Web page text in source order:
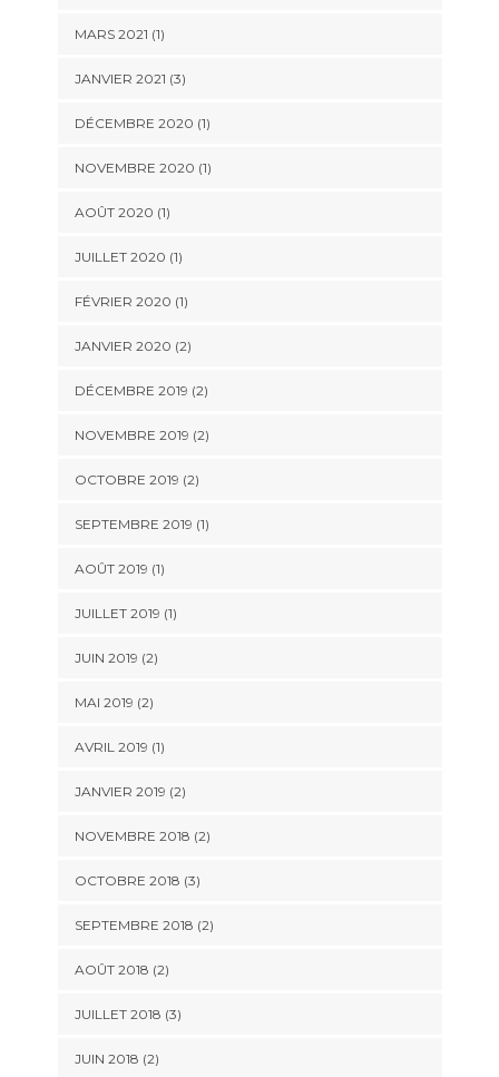
MARS 2021 (1)
JANVIER 2021 (3)
DÉCEMBRE 2020 (1)
NOVEMBRE 2020 (1)
AOÛT 2020 (1)
JUILLET 2020 (1)
FÉVRIER 2020 (1)
JANVIER 2020 (2)
DÉCEMBRE 2019 (2)
NOVEMBRE 2019 (2)
OCTOBRE 2019 (2)
SEPTEMBRE 2019 (1)
AOÛT 2019 (1)
JUILLET 2019 (1)
JUIN 2019 (2)
MAI 2019 (2)
AVRIL 2019 (1)
JANVIER 2019 (2)
NOVEMBRE 2018 (2)
OCTOBRE 2018 (3)
SEPTEMBRE 2018 (2)
AOÛT 2018 (2)
JUILLET 2018 (3)
JUIN 2018 (2)